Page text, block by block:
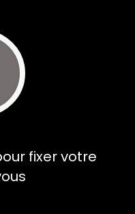
fixer votre